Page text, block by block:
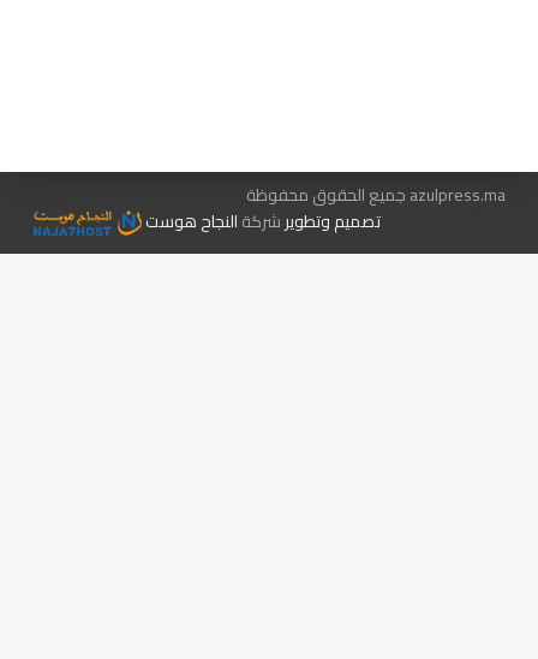
azulpress.ma جميع الحقوق محفوظة
تصميم وتطويرشركةالنجاح هوست